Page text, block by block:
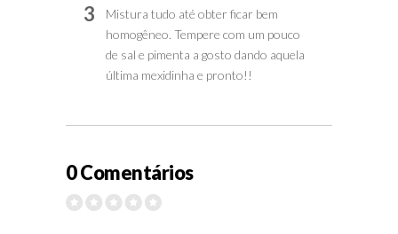
3
Mistura tudo até obter ficar bem
homogêneo. Tempere com um pouco
de sal e pimenta a gosto dando aquela
última mexidinha e pronto!!
0 Comentários